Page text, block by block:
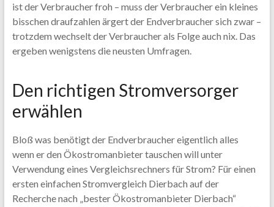
ist der Verbraucher froh – muss der Verbraucher ein kleines
bisschen draufzahlen ärgert der Endverbraucher sich zwar –
trotzdem wechselt der Verbraucher als Folge auch nix. Das
ergeben wenigstens die neusten Umfragen.
Den richtigen Stromversorger
erwählen
Bloß was benötigt der Endverbraucher eigentlich alles
wenn er den Ökostromanbieter tauschen will unter
Verwendung eines Vergleichsrechners für Strom? Für einen
ersten einfachen Stromvergleich Dierbach auf der
Recherche nach „bester Ökostromanbieter Dierbach“